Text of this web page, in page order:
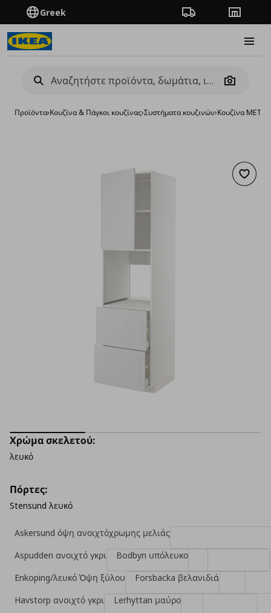
Greek Πορεία παραγγελίας
Camera
Προϊόντα›Κουζίνα & Πάγκοι κουζίνας›Συστήματα κουζινών›Κουζίνα
Χρώμα σκελετού:
λευκό
Πόρτες:
Stensund λευκό
Askersund όψη ανοιχτόχρωμης μελιάς
Aspudden ανοιχτό γκρι
Bodbyn υπόλευκο
Enkoping/λευκό Όψη ξύλου
Forsbacka βελανιδιά
Havstorp ανοιχτό γκρι
Lerhyttan μαύρο